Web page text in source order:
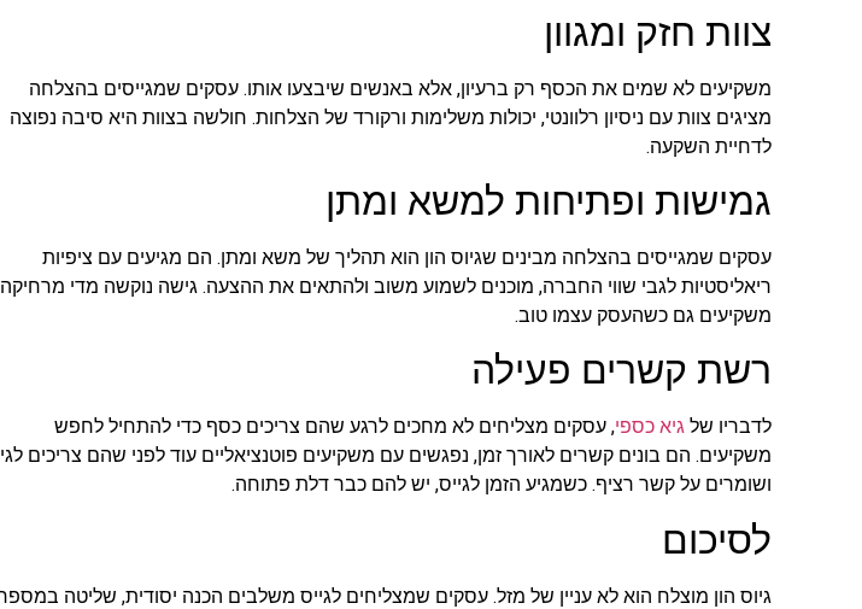
צוות חזק ומגוון
משקיעים לא שמים את הכסף רק ברעיון, אלא באנשים שיבצעו אותו. עסקים שמגייסים בהצלחה
מציגים צוות עם ניסיון רלוונטי, יכולות משלימות ורקורד של הצלחות. חולשה בצוות היא סיבה נפוצה
לדחיית השקעה.
גמישות ופתיחות למשא ומתן
עסקים שמגייסים בהצלחה מבינים שגיוס הון הוא תהליך של משא ומתן. הם מגיעים עם ציפיות
ריאליסטיות לגבי שווי החברה, מוכנים לשמוע משוב ולהתאים את ההצעה. גישה נוקשה מדי מרחיקה
משקיעים גם כשהעסק עצמו טוב.
רשת קשרים פעילה
לדבריו של גיא כספי, עסקים מצליחים לא מחכים לרגע שהם צריכים כסף כדי להתחיל לחפש
משקיעים. הם בונים קשרים לאורך זמן, נפגשים עם משקיעים פוטנציאליים עוד לפני שהם צריכים
ושומרים על קשר רציף. כשמגיע הזמן לגייס, יש להם כבר דלת פתוחה.
לסיכום
גיוס הון מוצלח הוא לא עניין של מזל. עסקים שמצליחים לגייס משלבים הכנה יסודית, שליטה